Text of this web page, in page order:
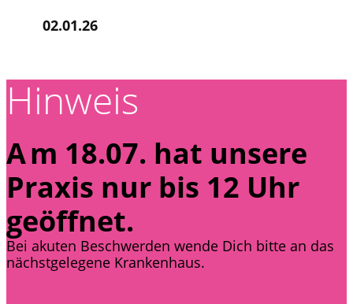
02.01.26
Hinweis
Am 18.07. hat unsere
Praxis nur bis 12 Uhr
geöffnet.
Bei akuten Beschwerden wende Dich bitte an das
nächstgelegene Krankenhaus.